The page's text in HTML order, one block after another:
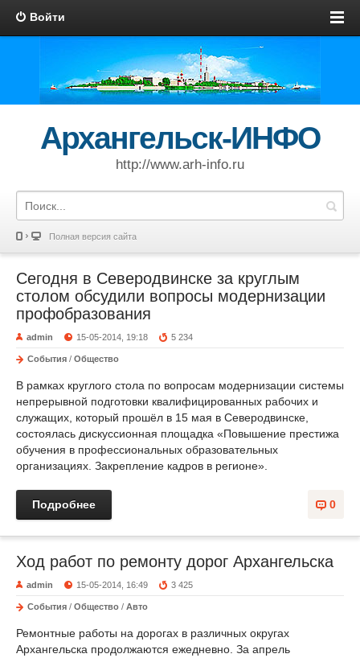
Войти
Архангельск-ИНФО
http://www.arh-info.ru
Полная версия сайта
Сегодня в Северодвинске за круглым
столом обсудили вопросы модернизации
профобразования
admin 15-05-2014, 19:18 5 234
События / Общество
В рамках круглого стола по вопросам модернизации системы
непрерывной подготовки квалифицированных рабочих и
служащих, который прошёл в 15 мая в Северодвинске,
состоялась дискуссионная площадка «Повышение престижа
обучения в профессиональных образовательных
организациях. Закрепление кадров в регионе».
0
Подробнее
Ход работ по ремонту дорог Архангельска
admin 15-05-2014, 16:49 3 425
События / Общество / Авто
Ремонтные работы на дорогах в различных округах
Архангельска продолжаются ежедневно. За апрель